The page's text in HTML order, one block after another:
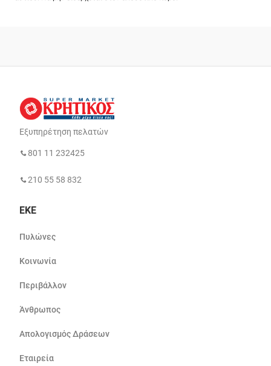
Εξυπηρέτηση πελατών
801 11 232425
210 55 58 832
ΕΚΕ
Πυλώνες
Κοινωνία
Περιβάλλον
Άνθρωπος
Απολογισμός Δράσεων
Εταιρεία